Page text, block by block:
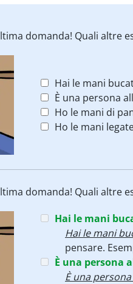
domanda! Quali altre
Hai le mani
È una persona
Ho le mani di
Ho le mani
domanda! Quali altre
Hai le mani
Hai le mani
pensare.
È una persona
È una